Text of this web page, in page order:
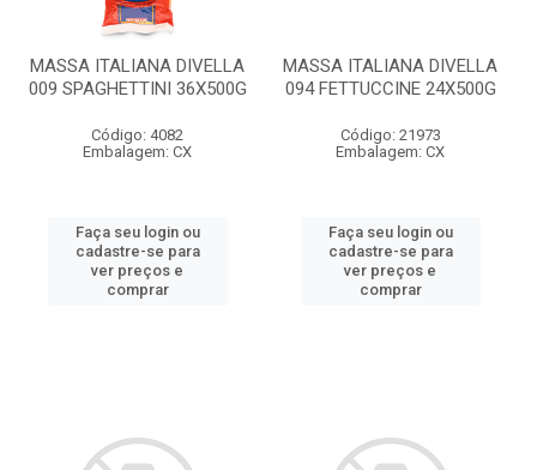
MASSA ITALIANA DIVELLA
009 SPAGHETTINI 36X500G
Código: 4082
Embalagem: CX
Faça seu login ou
cadastre-se para
ver preços e
comprar
MASSA ITALIANA DIVELLA
094 FETTUCCINE 24X500G
Código: 21973
Embalagem: CX
Faça seu login ou
cadastre-se para
ver preços e
comprar